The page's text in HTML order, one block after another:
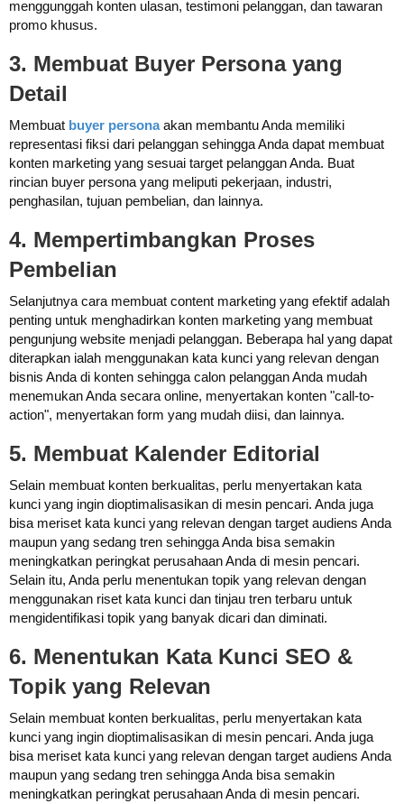
menggunggah konten ulasan, testimoni pelanggan, dan tawaran
promo khusus.
3. Membuat Buyer Persona yang
Detail
Membuat buyer personaakan membantu Anda memiliki
representasi fiksi dari pelanggan sehingga Anda dapat membuat
konten marketing yang sesuai target pelanggan Anda. Buat
rincian buyer persona yang meliputi pekerjaan, industri,
penghasilan, tujuan pembelian, dan lainnya.
4. Mempertimbangkan Proses
Pembelian
Selanjutnya cara membuat content marketing yang efektif adalah
penting untuk menghadirkan konten marketing yang membuat
pengunjung website menjadi pelanggan. Beberapa hal yang dapat
diterapkan ialah menggunakan kata kunci yang relevan dengan
bisnis Anda di konten sehingga calon pelanggan Anda mudah
menemukan Anda secara online, menyertakan konten "call-to-
action", menyertakan form yang mudah diisi, dan lainnya.
5. Membuat Kalender Editorial
Selain membuat konten berkualitas, perlu menyertakan kata
kunci yang ingin dioptimalisasikan di mesin pencari. Anda juga
bisa meriset kata kunci yang relevan dengan target audiens Anda
maupun yang sedang tren sehingga Anda bisa semakin
meningkatkan peringkat perusahaan Anda di mesin pencari.
Selain itu, Anda perlu menentukan topik yang relevan dengan
menggunakan riset kata kunci dan tinjau tren terbaru untuk
mengidentifikasi topik yang banyak dicari dan diminati.
6. Menentukan Kata Kunci SEO &
Topik yang Relevan
Selain membuat konten berkualitas, perlu menyertakan kata
kunci yang ingin dioptimalisasikan di mesin pencari. Anda juga
bisa meriset kata kunci yang relevan dengan target audiens Anda
maupun yang sedang tren sehingga Anda bisa semakin
meningkatkan peringkat perusahaan Anda di mesin pencari.